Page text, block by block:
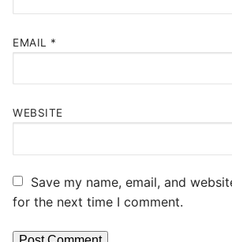
EMAIL *
WEBSITE
Save my name, email, and
for the next time I comment.